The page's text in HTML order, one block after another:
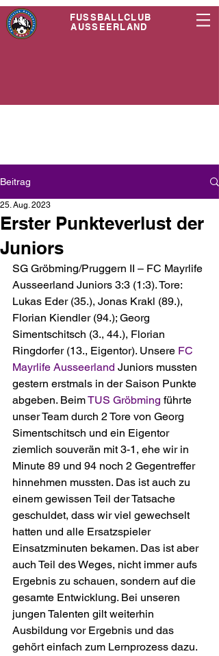
FUSSBALLCLUB
AUSSEERLAND
Beitrag
Erster Punkteverlust der
Juniors
25. Aug. 2023
SG Gröbming/Pruggern II – FC Mayrlife
Ausseerland Juniors 3:3 (1:3). Tore:
Lukas Eder (35.), Jonas Krakl (89.),
Florian Kiendler (94.); Georg
Simentschitsch (3., 44.), Florian
Ringdorfer (13., Eigentor). Unsere FC
Mayrlife Ausseerland Juniors mussten
gestern erstmals in der Saison Punkte
abgeben. Beim TUS Gröbming führte
unser Team durch 2 Tore von Georg
Simentschitsch und ein Eigentor
ziemlich souverän mit 3-1, ehe wir in
Minute 89 und 94 noch 2 Gegentreffer
hinnehmen mussten. Das ist auch zu
einem gewissen Teil der Tatsache
geschuldet, dass wir viel gewechselt
hatten und alle Ersatzspieler
Einsatzminuten bekamen. Das ist aber
auch Teil des Weges, nicht immer aufs
Ergebnis zu schauen, sondern auf die
gesamte Entwicklung. Bei unseren
jungen Talenten gilt weiterhin
Ausbildung vor Ergebnis und das
gehört einfach zum Lernprozess dazu.